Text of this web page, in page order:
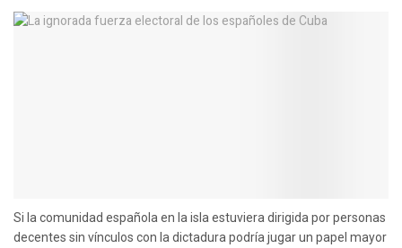
Si la comunidad española en la isla estuviera dirigida por personas
decentes sin vínculos con la dictadura podría jugar un papel mayor